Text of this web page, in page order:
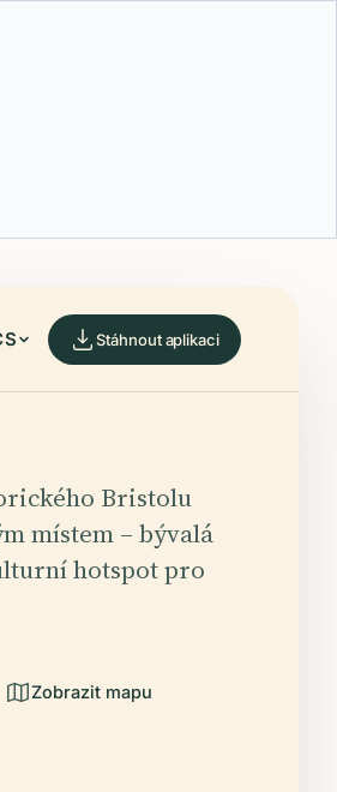
Stáhnout aplikaci
Bristolu
místem – bývalá
hotspot pro
Zobrazit mapu